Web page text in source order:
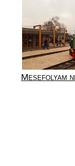
Mesefolyam